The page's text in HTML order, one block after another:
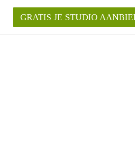
in Den Bosch?
bemiddelingsvergoeding?
GRATIS JE STUDIO